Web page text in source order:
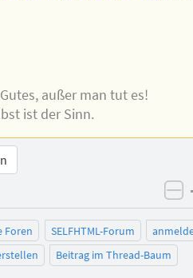
außer man tut es!
ist der Sinn.
Foren SELFHTML-Forum
Beitrag im Thread-Baum